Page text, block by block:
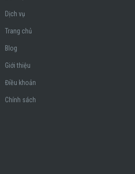
Dịch vụ
Trang chủ
Blog
Giới thiệu
Điều khoản
Chính sách